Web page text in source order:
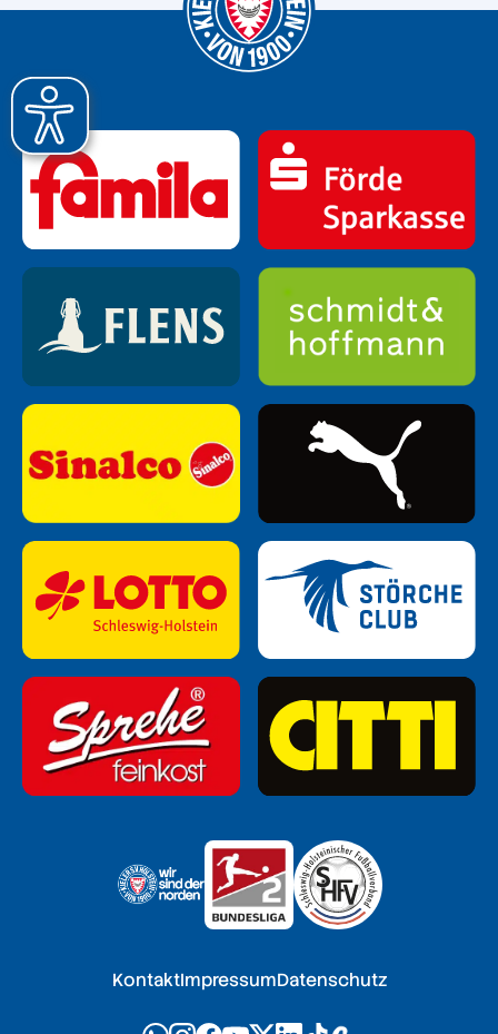
KontaktImpressumDatenschutz